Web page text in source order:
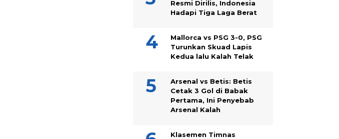
Resmi Dirilis, Indonesia
Hadapi Tiga Laga Berat
Mallorca vs PSG 3-0, PSG
Turunkan Skuad Lapis
Kedua lalu Kalah Telak
Arsenal vs Betis: Betis
Cetak 3 Gol di Babak
Pertama, Ini Penyebab
Arsenal Kalah
Klasemen Timnas